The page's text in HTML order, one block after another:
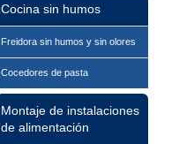
Cocina sin humos
Freidora sin humos y sin olores
Cocedores de pasta
Montaje de instalaciones
de alimentación